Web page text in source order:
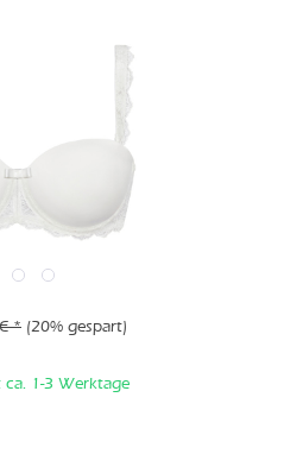
* (20% gespart)
1-3 Werktage